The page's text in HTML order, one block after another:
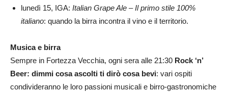
lunedì 15, IGA: Italian Grape Ale – Il primo stile 100%
italiano: quando la birra incontra il vino e il territorio.
Musica e birra
Sempre in Fortezza Vecchia, ogni sera alle 21:30 Rock ‘n’
Beer: dimmi cosa ascolti ti dirò cosa bevi: vari ospiti
condivideranno le loro passioni musicali e birro-gastronomiche